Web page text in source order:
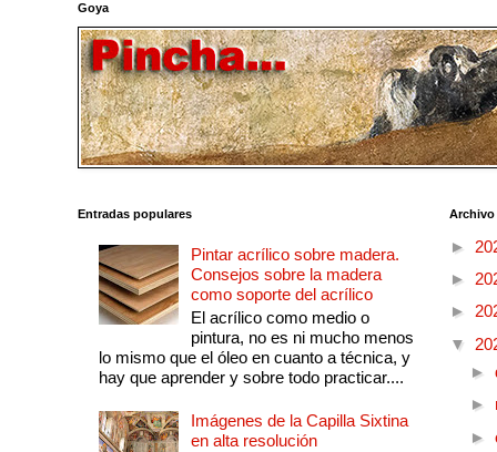
Goya
Entradas populares
Pintar acrílico sobre madera.
Consejos sobre la madera
como soporte del acrílico
El acrílico como medio o
pintura, no es ni mucho menos
lo mismo que el óleo en cuanto a técnica, y
hay que aprender y sobre todo practicar....
Imágenes de la Capilla Sixtina
en alta resolución
►
►
►
▼
►
►
►